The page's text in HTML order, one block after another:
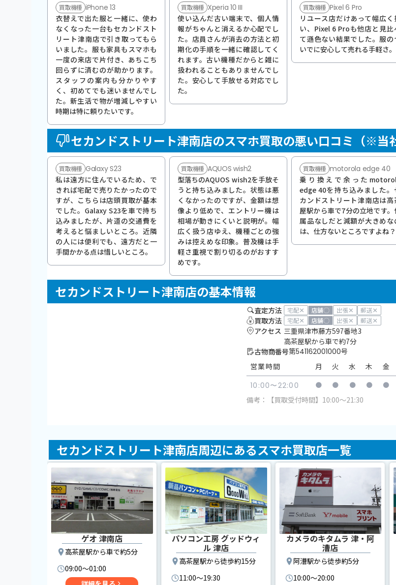
買取機種 iPhone 13
衣替えで出た服と一緒に、使わ
なくなった一台もセカンドスト
リート津南店で引き取ってもら
いました。服も家具もスマホも
一度の来店で片付き、あちこち
回らずに済むのが助かります。
スタッフの案内も分かりやす
く、初めてでも迷いませんでし
た。新生活で物が増減しやすい
時期は特に頼りたいです。
買取機種 Xperia 10 III
使い込んだ古い端末で、個人情
報がちゃんと消えるか心配でし
た。店員さんが消去の方法と初
期化の手順を一緒に確認してく
れます。古い機種だからと雑に
扱われることもありませんでし
た。安心して手放せる対応でし
た。
買取機種 Pixel 6 Pro
リユース店だけあって幅広く
い、Pixel 6 Proも他店と見比
て遜色ない結果でした。服の
いでに安心して売れる手軽さ。
セカンドストリート津南店のスマホ買取の悪い口コミ（※当
買取機種 Galaxy S23
私は遠方に住んでいるため、で
きれば宅配で売りたかったので
すが、こちらは店頭買取が基本
でした。Galaxy S23を車で持ち
込みましたが、片道の交通費を
考えると悩ましいところ。近隣
の人には便利でも、遠方だと一
手間かかる点は惜しいところ。
買取機種 AQUOS wish2
型落ちのAQUOS wish2を手放そ
うと持ち込みました。状態は悪
くなかったのですが、金額は想
像より低めで、エントリー機は
相場が動きにくいと説明が。幅
広く扱う店ゆえ、機種ごとの強
みは控えめな印象。普及機は手
軽さ重視で割り切るのがおすす
めです。
買取機種 motorola edge 40
乗り換えで余った
edge 40を持ち込みました。
カンドストリート津南店は高
屋駅から車で7分の立地です。
属品なしだと減額が大きめな
は、仕方ないところですよね？
セカンドストリート津南店の基本情報
査定方法 宅配✕ 店舗〇 出張✕ 郵送✕
買取方法 宅配✕ 店舗〇 出張✕ 郵送✕
アクセス 三重県津市藤方597番地3
高茶屋駅から車で約7分
古物商番号第541162001000号
営業時間
10:00〜22:00
月
●
火
●
水
●
木
●
金
●
備考：【買取受付時間】10:00～21:30
セカンドストリート津南店周辺にあるスマホ買取店一覧
ゲオ 津南店
高茶屋駅から車で約5分
09:00〜01:00
パソコン工房 グッドウィ
ル 津店
高茶屋駅から徒歩約15分
11:00〜19:30
カメラのキタムラ 津・阿
漕店
阿漕駅から徒歩約5分
10:00〜20:00